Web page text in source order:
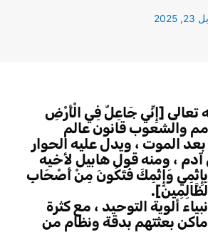
2025
[إِنِّي جَاعِلٌ فِي الْأَرْضِ
والشعوب قانون عالم
الموت ، ويدل عليه الحوار
آدم ، ومنه قول هابيل لأخيه
بِإِثْمِي وَإِثْمِكَ فَتَكُونَ مِنْ أَصْحَابِ
ألوية التوحيد ، مع كثرة
بعثتهم بدقة ونظام من